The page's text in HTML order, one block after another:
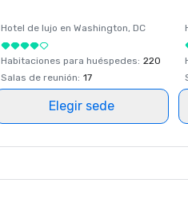
Hotel de lujo en Washington, DC
Habitaciones para huéspedes: 220
Salas de reunión: 17
Elegir sede